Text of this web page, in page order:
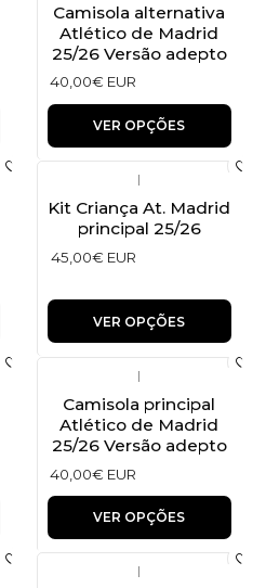
Camisola alternativa
Atlético de Madrid
25/26 Versão adepto
40,00€ EUR
VER OPÇÕES
Kit Criança At. Madrid
principal 25/26
45,00€ EUR
VER OPÇÕES
|
Camisola principal
Atlético de Madrid
25/26 Versão adepto
40,00€ EUR
VER OPÇÕES